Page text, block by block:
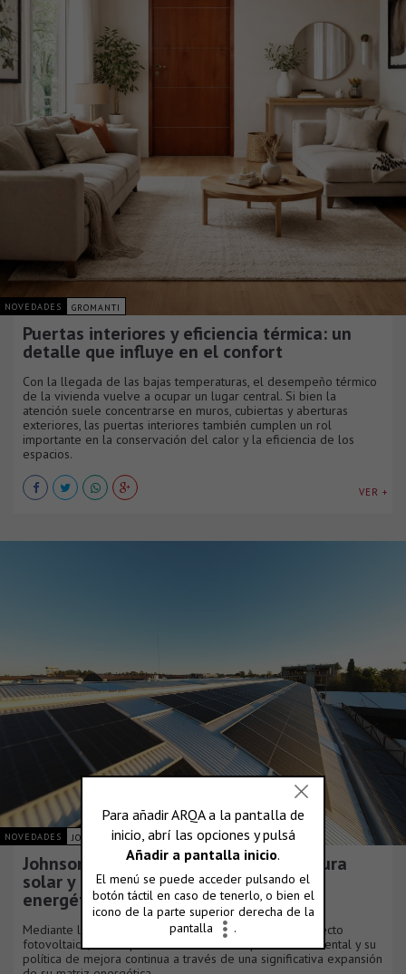
NOVEDADES GROMANTI
Puertas interiores y eficiencia térmica: un
detalle que influye en el confort
Con la llegada de las bajas temperaturas, el desempeño térmico
de la vivienda vuelve a ocupar un lugar central. Si bien la
atención suele concentrarse en muros, cubiertas y aberturas
exteriores, las puertas interiores también cumplen un rol
importante en la conservación del calor y la eficiencia de los
espacios.
VER +
NOVEDADES JOHNSON ACERO S.A.
Johnson Acero duplica su infraestructura
solar y consolida su plan de eficiencia
energética
Mediante la culminación de una nueva fase de su proyecto
fotovoltaico, la compañía reafirma su compromiso ambiental y su
política de mejora continua a través de una significativa expansión